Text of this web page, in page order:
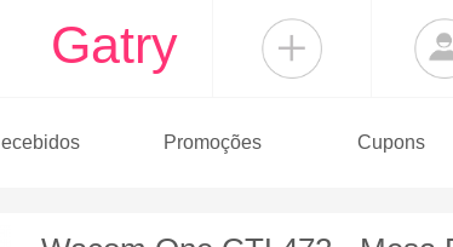
Gatry
Promoções Cupons